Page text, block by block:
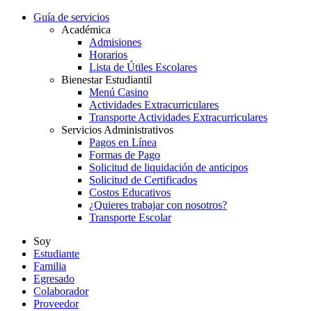
Guía de servicios
Académica
Admisiones
Horarios
Lista de Útiles Escolares
Bienestar Estudiantil
Menú Casino
Actividades Extracurriculares
Transporte Actividades Extracurriculares
Servicios Administrativos
Pagos en Línea
Formas de Pago
Solicitud de liquidación de anticipos
Solicitud de Certificados
Costos Educativos
¿Quieres trabajar con nosotros?
Transporte Escolar
Soy
Estudiante
Familia
Egresado
Colaborador
Proveedor